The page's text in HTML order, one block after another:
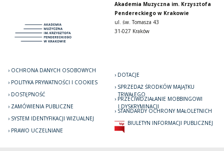
Akademia Muzyczna im. Krzysztofa
Pendereckiego w Krakowie
ul. św. Tomasza 43
31-027 Kraków
OCHRONA DANYCH OSOBOWYCH
POLITYKA PRYWATNOŚCI I COOKIES
DOSTĘPNOŚĆ
ZAMÓWIENIA PUBLICZNE
SYSTEM IDENTYFIKACJI WIZUALNEJ
PRAWO UCZELNIANE
DOTACJE
SPRZEDAŻ ŚRODKÓW MAJĄTKU
TRWAŁEGO
PRZECIWDZIAŁANIE MOBBINGOWI
I DYSKRYMINACJI
STANDARDY OCHRONY MAŁOLETNICH
BIULETYN INFORMACJI PUBLICZNEJ